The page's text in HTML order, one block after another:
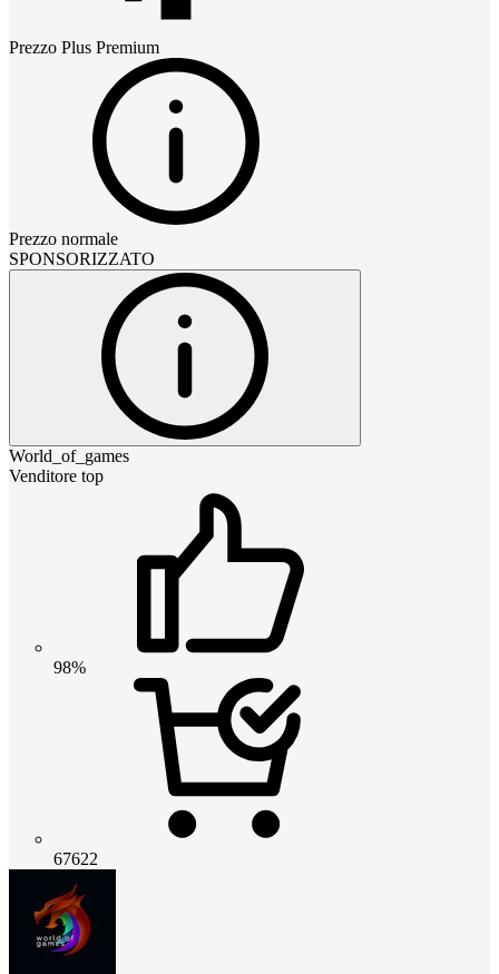
Prezzo Plus Premium
Prezzo normale
SPONSORIZZATO
World_of_games
Venditore top
98%
67622